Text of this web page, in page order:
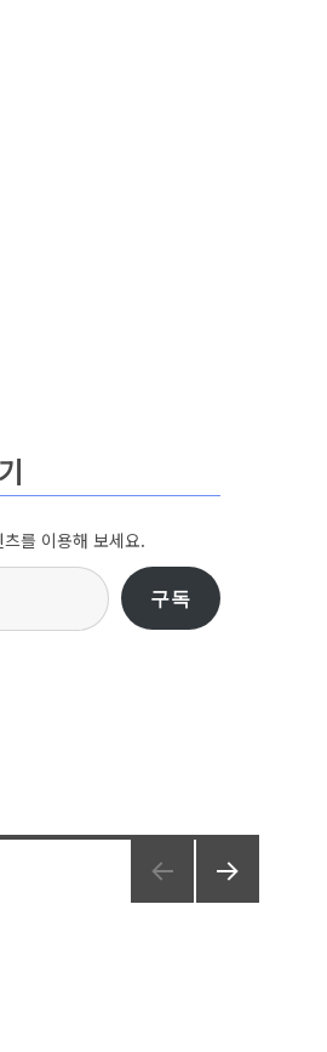
를 이용해 보세요.
구독